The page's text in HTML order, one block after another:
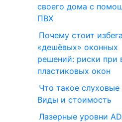
своего дома с
ПВХ
Почему стоит
«дешёвых» оконных
решений: риски при
пластиковых окон
Что такое слуховые
Виды и стоимость
Лазерные уровни